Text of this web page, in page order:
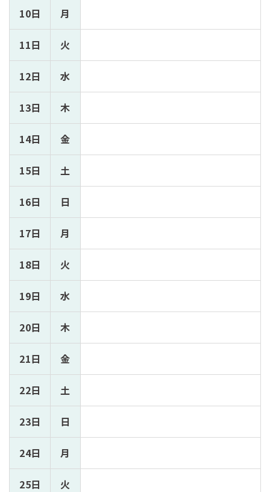
10日 月
11日 火
12日 水
13日 木
14日 金
15日 土
16日 日
17日 月
18日 火
19日 水
20日 木
21日 金
22日 土
23日 日
24日 月
25日 火